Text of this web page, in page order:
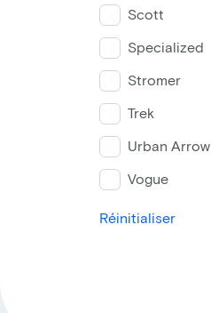
Scott
Specialized
Stromer
Trek
Urban Arrow
Vogue
Réinitialiser